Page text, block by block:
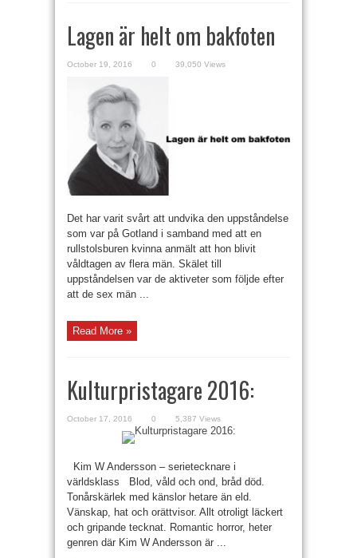
Lagen är helt om bakfoten
October 19, 2016 0 39,050 Views
Det har varit svårt att undvika den uppståndelse
som var på Gotland i samband med att en
rullstolsburen kvinna anmält att hon blivit
våldtagen av flera män. Skälet till
uppståndelsen var de aktiveter som följde efter
att de sex män ...
Read More »
Kulturpristagare 2016:
October 17, 2016 0 5,387 Views
Kim W Andersson – serietecknare i
världsklass Blod, våld och ond, bråd död.
Tonårskärlek med känslor hetare än eld.
Vänskap, hat och orättvisor. Allt otroligt läckert
och gripande tecknat. Romantic horror, heter
genren där Kim W Andersson är ...